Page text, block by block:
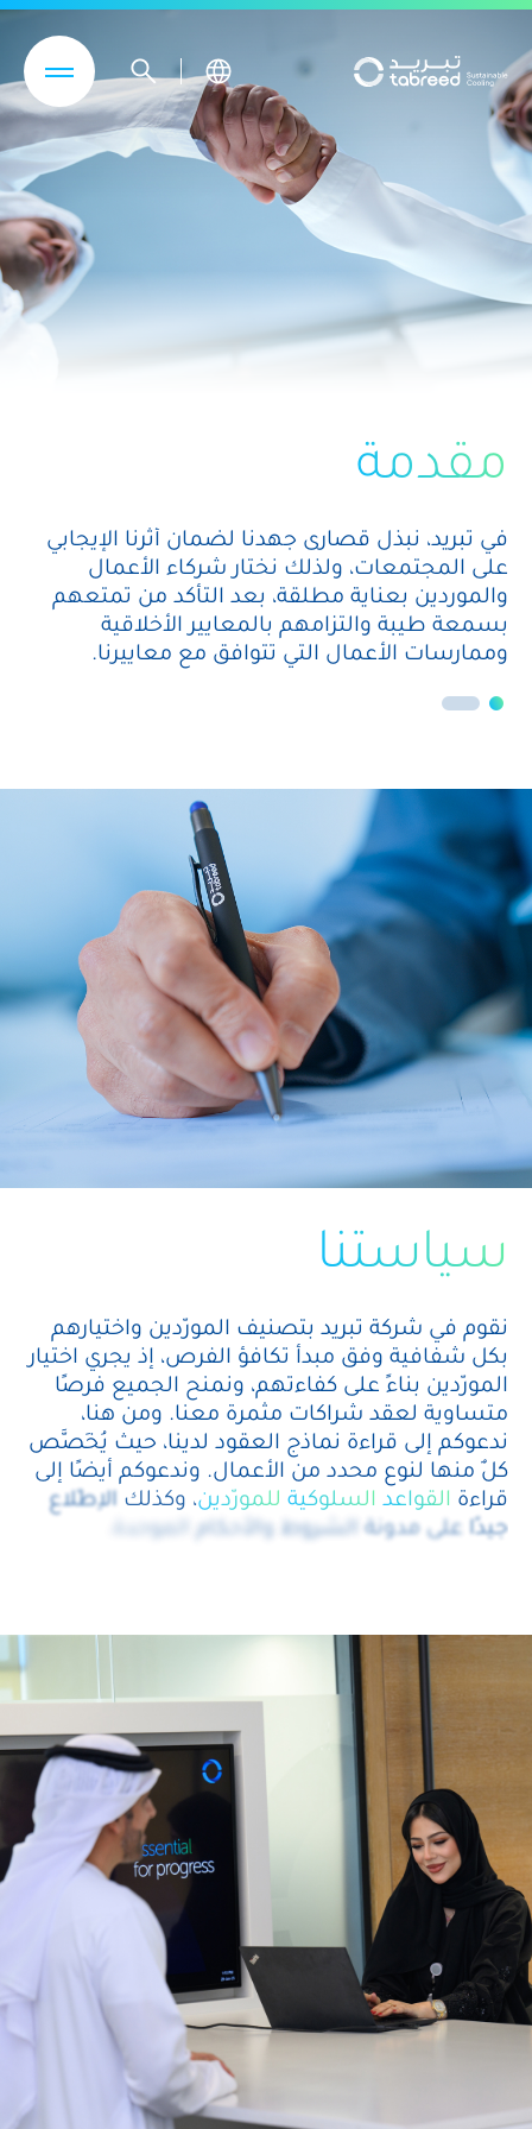
تجاوز إلى المحتوى الرئيسي
مقدمة
في تبريد، نبذل قصارى جهدنا لضمان أثرنا الإيجابي
على المجتمعات، ولذلك نختار شركاء الأعمال
والموردين بعناية مطلقة، بعد التأكد من تمتعهم
بسمعة طيبة والتزامهم بالمعايير الأخلاقية
وممارسات الأعمال التي تتوافق مع معاييرنا.
سياستنا
نقوم في شركة تبريد بتصنيف المورّدين واختيارهم
بكل شفافية وفق مبدأ تكافؤ الفرص، إذ يجري اختيار
المورّدين بناءً على كفاءتهم، ونمنح الجميع فرصًا
متساوية لعقد شراكات مثمرة معنا. ومن هنا،
ندعوكم إلى قراءة نماذج العقود لدينا، حيث يُخَصَّص
كلٌ منها لنوع محدد من الأعمال. وندعوكم أيضًا إلى
قراءة القواعد السلوكية للمورّدين، وكذلك الاِطّلاع
جيدًا على مدونة الشروط والأحكام الموحدة.